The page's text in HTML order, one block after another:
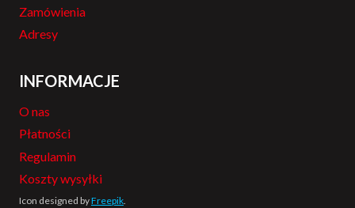
Zamówienia
Adresy
INFORMACJE
O nas
Płatności
Regulamin
Koszty wysyłki
Icon designed byFreepik.